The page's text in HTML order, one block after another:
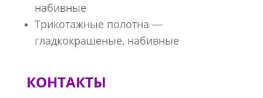
набивные
Трикотажные полотна —
гладкокрашеные, набивные
КОНТАКТЫ